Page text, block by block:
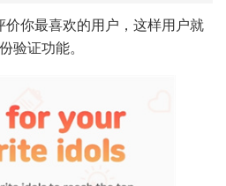
价你最喜欢的用户，这样用户就
验证功能。